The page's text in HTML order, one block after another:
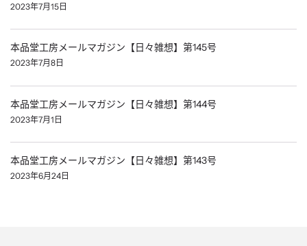
2023年7月15日
本品堂工房メールマガジン【日々雑想】第145号
2023年7月8日
本品堂工房メールマガジン【日々雑想】第144号
2023年7月1日
本品堂工房メールマガジン【日々雑想】第143号
2023年6月24日